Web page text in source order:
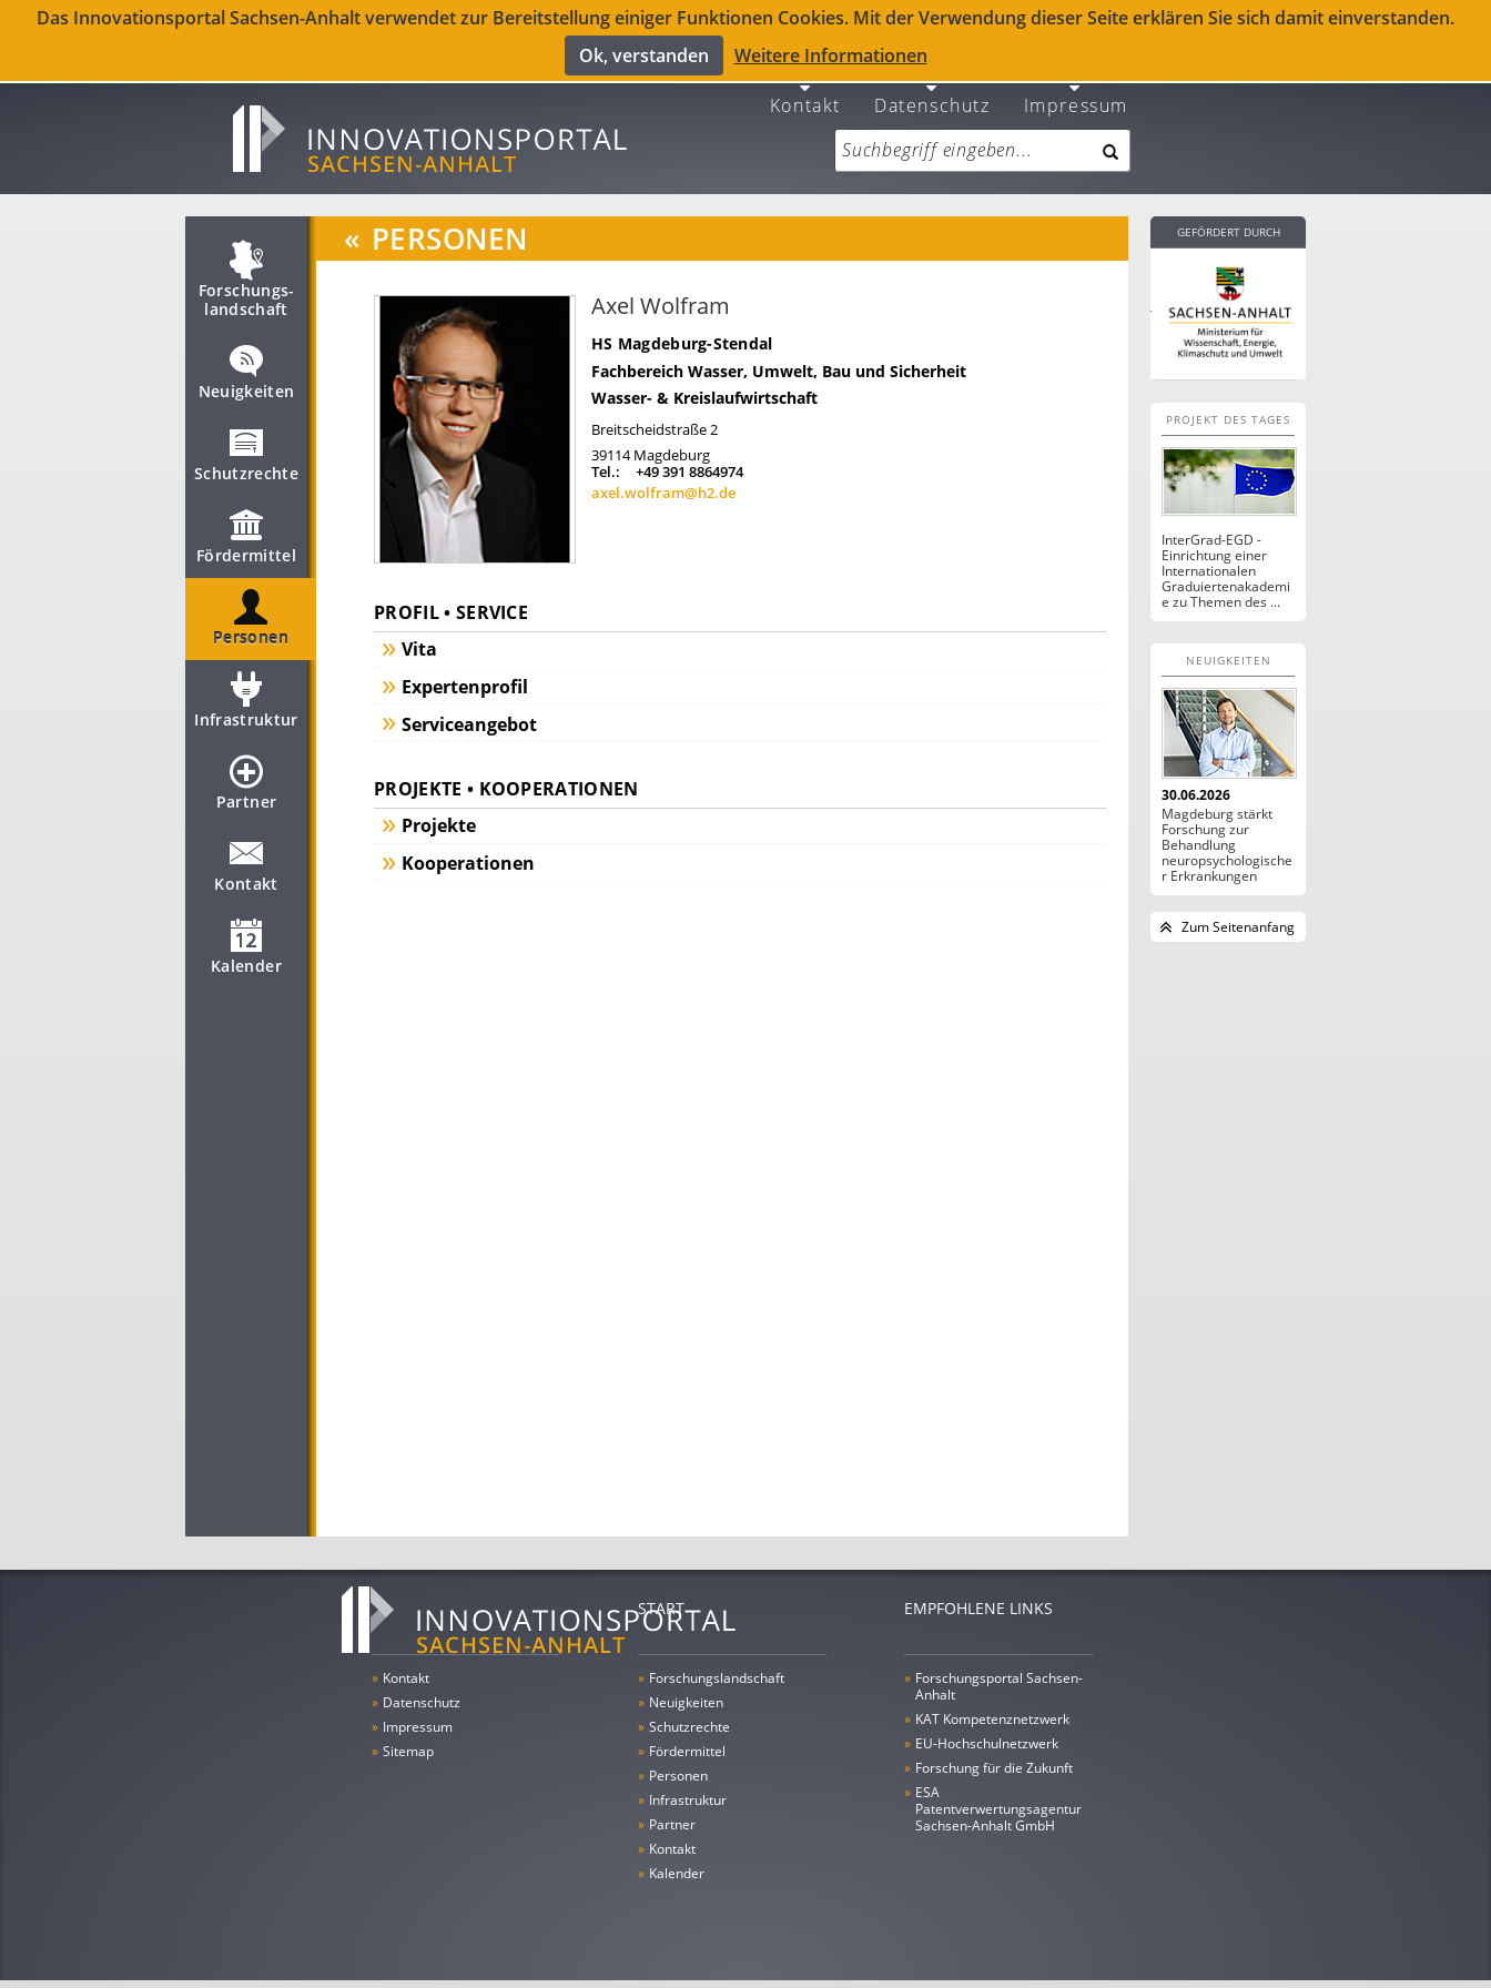
Das Innovationsportal Sachsen-Anhalt verwendet zur Bereitstellung einiger Funktionen Cookies. Mit der Verwendung dieser Seite erklären Sie sich damit einverstanden.
Ok, verstanden
Weitere Informationen
Kontakt Datenschutz Impressum
Forschungs­
landschaft
Neuigkeiten
Schutzrechte
Fördermittel
Personen
Infrastruktur
Partner
Kontakt
Kalender
« PERSONEN
Axel Wolfram
HS Magdeburg-Stendal
Fachbereich Wasser, Umwelt, Bau und Sicherheit
Wasser- & Kreislaufwirtschaft
Breitscheidstraße 2
39114 Magdeburg
Tel.:
+49 391 8864974
axel.wolfram@h2.de
PROFIL • SERVICE
Vita
Expertenprofil
Serviceangebot
PROJEKTE • KOOPERATIONEN
Projekte
Kooperationen
GEFÖRDERT DURCH
PROJEKT DES TAGES
InterGrad-EGD -
Einrichtung einer
Internationalen
Graduiertenakademi
e zu Themen des ...
NEUIGKEITEN
30.06.2026
Magdeburg stärkt
Forschung zur
Behandlung
neuropsychologische
r Erkrankungen
Zum Seitenanfang
» Kontakt
» Datenschutz
» Impressum
» Sitemap
START
» Forschungs­landschaft
» Neuigkeiten
» Schutzrechte
» Fördermittel
» Personen
» Infrastruktur
» Partner
» Kontakt
» Kalender
EMPFOHLENE LINKS
» Forschungsportal Sachsen-
Anhalt
» KAT Kompetenznetzwerk
» EU-Hochschulnetzwerk
» Forschung für die Zukunft
» ESA
Patentverwertungsagentur
Sachsen-Anhalt GmbH